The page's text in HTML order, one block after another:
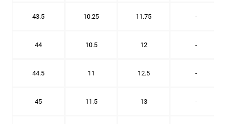
43.5 10.25 11.75 -
44 10.5 12 -
44.5 11 12.5 -
45 11.5 13 -